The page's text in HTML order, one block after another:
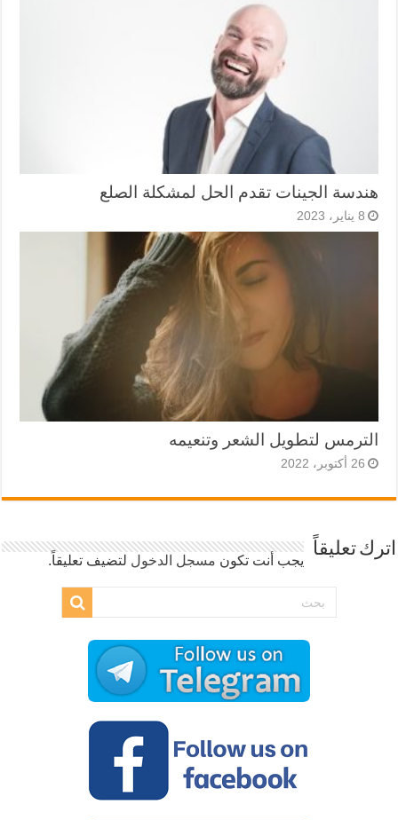
هندسة الجينات تقدم الحل لمشكلة الصلع
8 يناير، 2023
الترمس لتطويل الشعر وتنعيمه
26 أكتوبر، 2022
اترك تعليقاً
يجب أنت تكون مسجل الدخول لتضيف تعليقاً.